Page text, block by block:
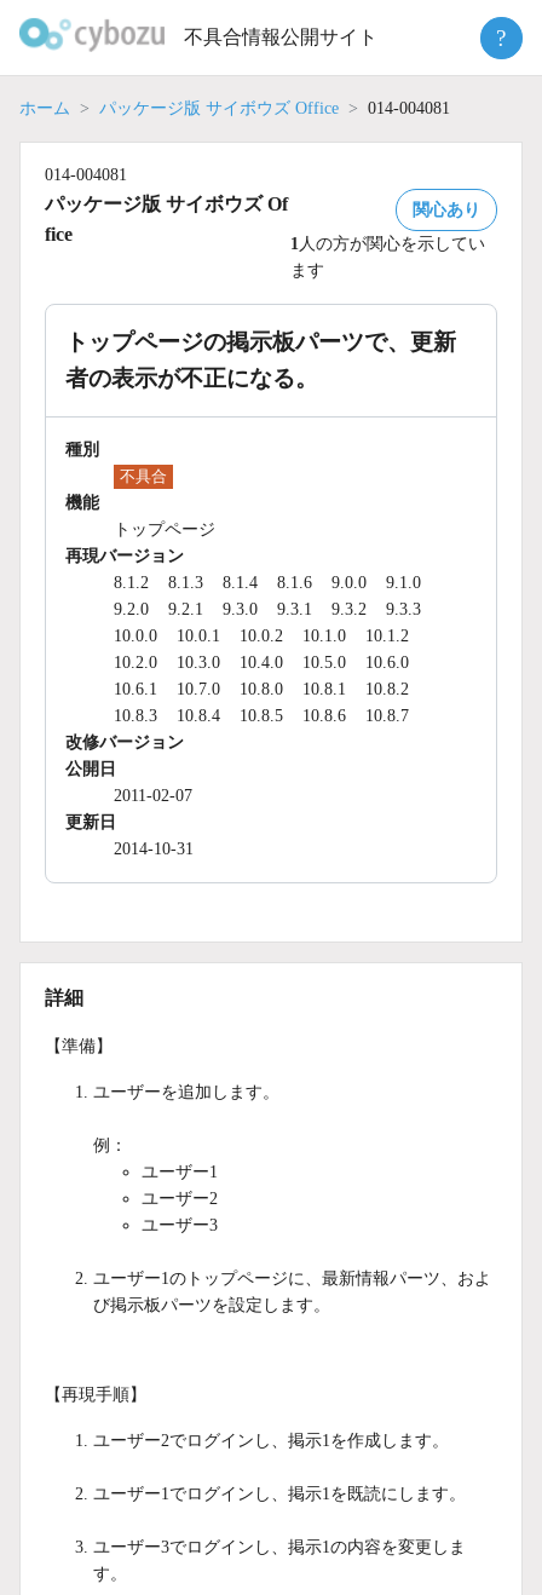
不具合情報公開サイト ?
ホーム パッケージ版 サイボウズ Office 014-004081
014-004081
パッケージ版 サイボウズ Of
fice
関心あり
1 人の方が関心を示してい
ます
トップページの掲示板パーツで、更新
者の表示が不正になる。
種別
不具合
機能
トップページ
再現バージョン
8.1.2
8.1.3 8.1.4 8.1.6 9.0.0
9.1.0
9.2.0
9.2.1 9.3.0 9.3.1 9.3.2
9.3.3
10.0.0
10.0.1 10.0.2 10.1.0
10.1.2
10.2.0
10.3.0 10.4.0 10.5.0
10.6.0
10.6.1
10.7.0 10.8.0 10.8.1
10.8.2
10.8.3
10.8.4 10.8.5 10.8.6
10.8.7
改修バージョン
公開日
2011-02-07
更新日
2014-10-31
詳細
【準備】
ユーザーを追加します。
例：
ユーザー1
ユーザー2
ユーザー3
ユーザー1のトップページに、最新情報パーツ、およ
び掲示板パーツを設定します。
【再現手順】
ユーザー2でログインし、掲示1を作成します。
ユーザー1でログインし、掲示1を既読にします。
ユーザー3でログインし、掲示1の内容を変更しま
す。